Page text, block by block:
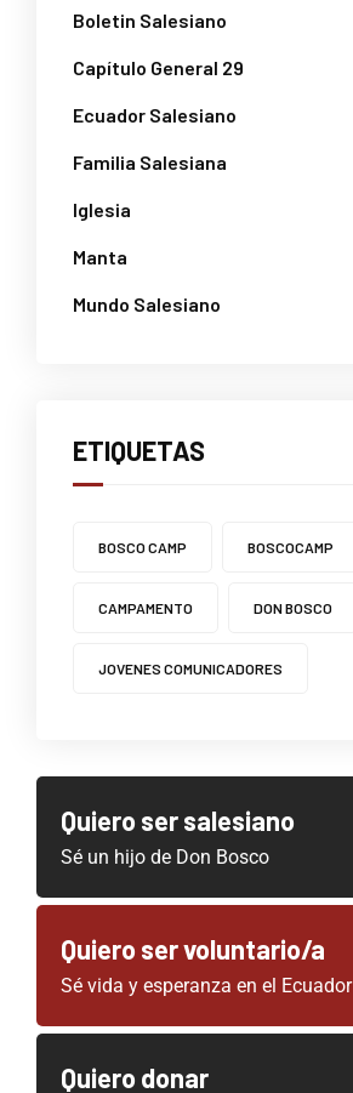
Boletin Salesiano
Capítulo General 29
Ecuador Salesiano
Familia Salesiana
Iglesia
Manta
Mundo Salesiano
ETIQUETAS
BOSCO CAMP BOSCOCAMP
CAMPAMENTO DON BOSCO
JOVENES COMUNICADORES
Quiero ser salesiano
Sé un hijo de Don Bosco
Quiero ser voluntario/a
Sé vida y esperanza en el Ecuador
Quiero donar